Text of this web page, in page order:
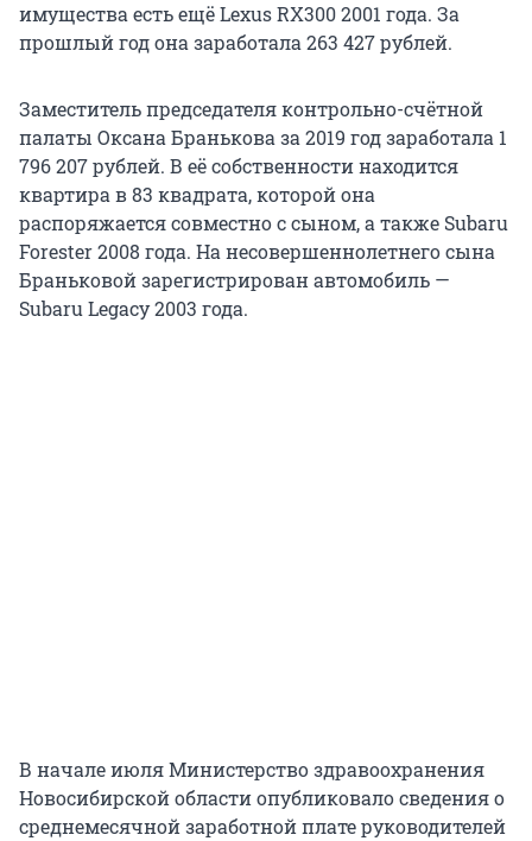
имущества есть ещё Lexus RX300 2001 года. За
прошлый год она заработала 263 427 рублей.
Заместитель председателя контрольно-счётной
палаты Оксана Бранькова за 2019 год заработала 1
796 207 рублей. В её собственности находится
квартира в 83 квадрата, которой она
распоряжается совместно с сыном, а также Subaru
Forester 2008 года. На несовершеннолетнего сына
Браньковой зарегистрирован автомобиль —
Subaru Legacy 2003 года.
В начале июля Министерство здравоохранения
Новосибирской области опубликовало сведения о
среднемесячной заработной плате руководителей